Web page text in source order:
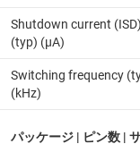
Shutdown current (ISD)
(typ) (µA)
Switching frequency
(kHz)